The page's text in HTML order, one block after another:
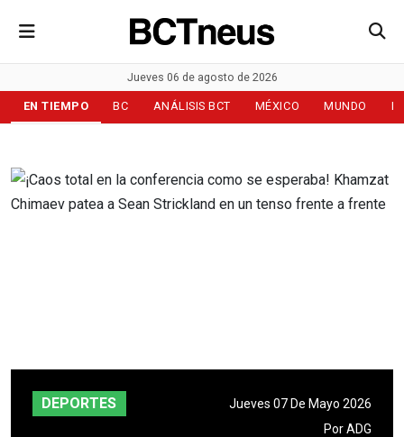
Jueves 06 de agosto de 2026
EN TIEMPO BC ANÁLISIS BCT MÉXICO MUNDO
DEPORTES
Jueves 07 De Mayo 2026
PorADG